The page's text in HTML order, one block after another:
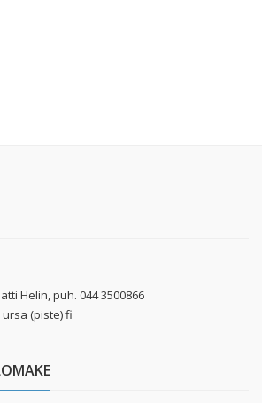
Helin, puh. 044 3500866
(piste) fi